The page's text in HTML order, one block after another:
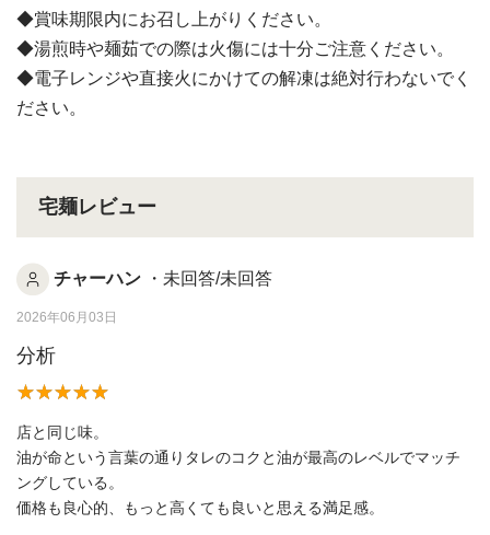
◆賞味期限内にお召し上がりください。
◆湯煎時や麺茹での際は火傷には十分ご注意ください。
◆電子レンジや直接火にかけての解凍は絶対行わないでく
ださい。
宅麺レビュー
チャーハン ・未回答/未回答
2026年06月03日
分析
店と同じ味。
油が命という言葉の通りタレのコクと油が最高のレベルでマッチ
ングしている。
価格も良心的、もっと高くても良いと思える満足感。